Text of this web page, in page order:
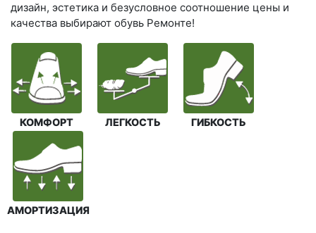
дизайн, эстетика и безусловное соотношение цены и
качества выбирают обувь Ремонте!
КОМФОРТ ЛЕГКОСТЬ ГИБКОСТЬ
АМОРТИЗАЦИЯ